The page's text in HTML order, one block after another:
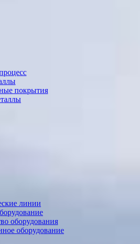
покрытия
линии
оборудования
оборудование